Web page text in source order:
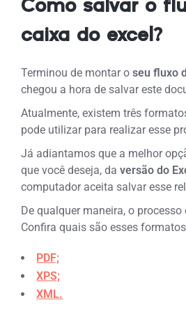
Como salvar o
caixa do excel?
Terminou de montar oseu fluxo
chegou a hora de salvar este
Atualmente, existem três
pode utilizar para realizar esse
Já adiantamos que a melhor
que você deseja, daversão do
computador aceita salvar esse
De qualquer maneira, o processo
Confira quais são esses
PDF;
XPS;
XML.